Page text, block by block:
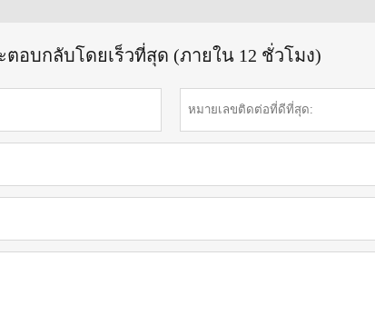
ตอบกลับโดยเร็วที่สุด (ภายใน 12 ชั่วโมง)